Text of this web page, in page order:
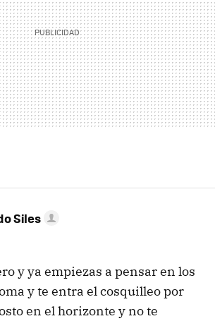
Siles
y ya empiezas a pensar en los
y te entra el cosquilleo por
en el horizonte y no te